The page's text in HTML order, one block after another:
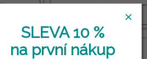
DO KOŠÍKU
SLEVA 10 %
na první nákup